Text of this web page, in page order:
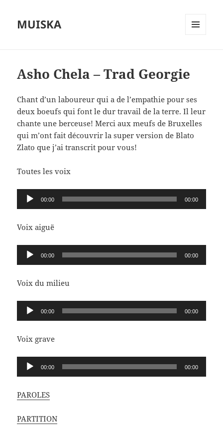
MUISKA
Asho Chela – Trad Georgie
Chant d’un laboureur qui a de l’empathie pour ses
deux boeufs qui font le dur travail de la terre. Il leur
chante une berceuse! Merci aux meufs de Bruxelles
qui m’ont fait découvrir la super version de Blato
Zlato que j’ai transcrit pour vous!
Toutes les voix
Lecteur
audio
00:00 00:00
Voix aiguë
Lecteur
audio
00:00 00:00
Voix du milieu
Lecteur
audio
00:00 00:00
Voix grave
Lecteur
audio
00:00 00:00
PAROLES
PARTITION